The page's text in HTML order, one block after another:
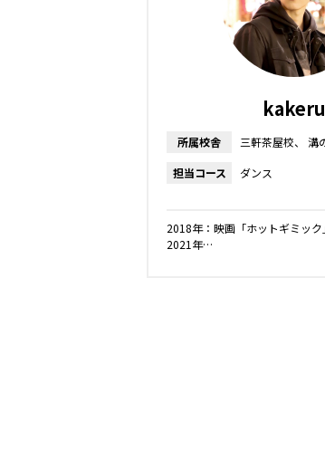
kakeru
所属校舎 三軒茶屋校
溝
担当コース
ダンス
2018年：映画「ホットギミッ
2021年…